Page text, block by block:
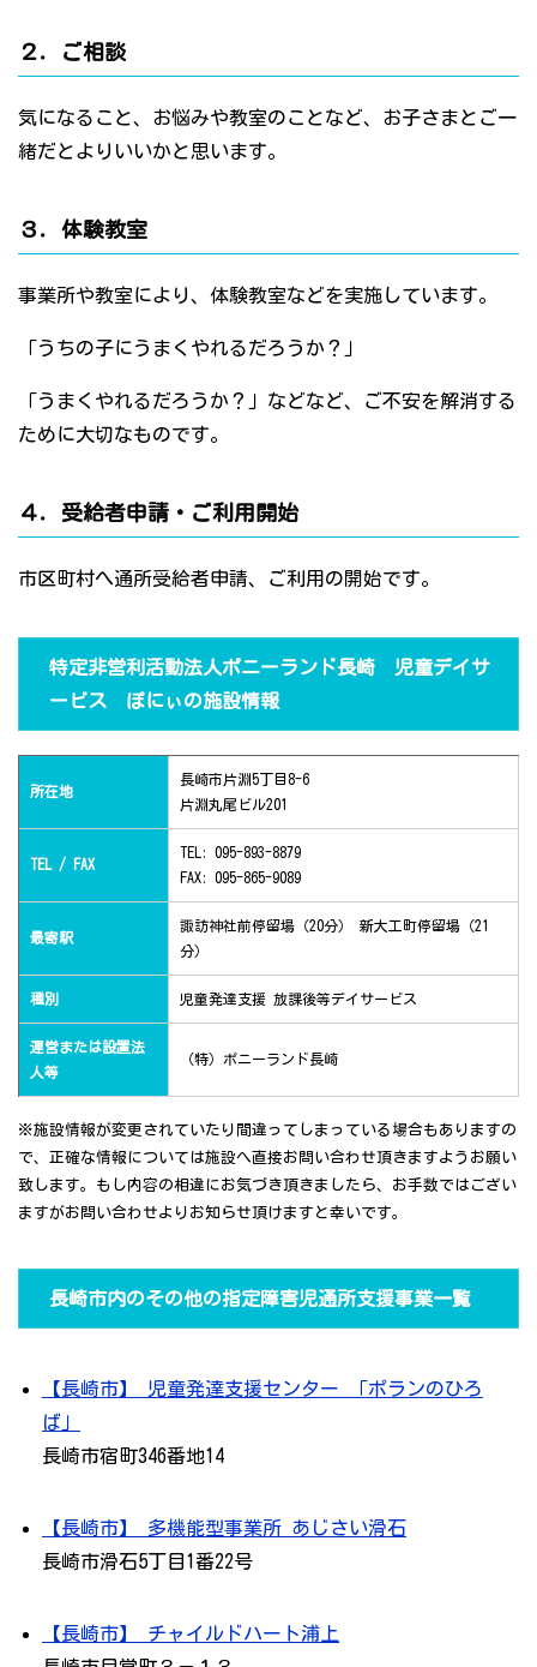
２．ご相談
気になること、お悩みや教室のことなど、お子さまとご一
緒だとよりいいかと思います。
３．体験教室
事業所や教室により、体験教室などを実施しています。
「うちの子にうまくやれるだろうか？」
「うまくやれるだろうか？」などなど、ご不安を解消する
ために大切なものです。
４．受給者申請・ご利用開始
市区町村へ通所受給者申請、ご利用の開始です。
特定非営利活動法人ポニーランド長崎 児童デイサ
ービス ぽにぃの施設情報
所在地
長崎市片淵5丁目8-6
片淵丸尾ビル201
TEL / FAX
TEL: 095-893-8879
FAX: 095-865-9089
最寄駅
諏訪神社前停留場（20分） 新大工町停留場（21
分）
種別 児童発達支援 放課後等デイサービス
運営または設置法
人等
（特）ポニーランド長崎
※施設情報が変更されていたり間違ってしまっている場合もありますの
で、正確な情報については施設へ直接お問い合わせ頂きますようお願い
致します。もし内容の相違にお気づき頂きましたら、お手数ではござい
ますがお問い合わせよりお知らせ頂けますと幸いです。
長崎市内のその他の指定障害児通所支援事業一覧
【長崎市】 児童発達支援センター 「ポランのひろ
ば」
長崎市宿町346番地14
【長崎市】 多機能型事業所 あじさい滑石
長崎市滑石5丁目1番22号
【長崎市】 チャイルドハート浦上